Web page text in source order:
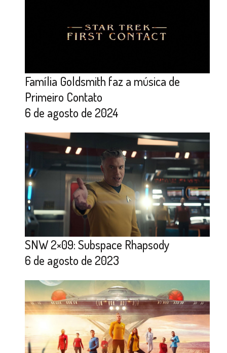
Família Goldsmith faz a música de
Primeiro Contato
6 de agosto de 2024
SNW 2×09: Subspace Rhapsody
6 de agosto de 2023